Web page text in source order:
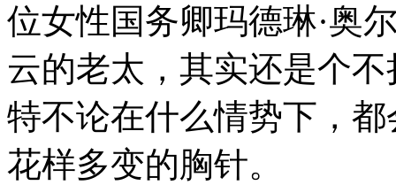
位女性国务卿玛德琳·奥
云的老太，其实还是个
特不论在什么情势下，
花样多变的胸针。